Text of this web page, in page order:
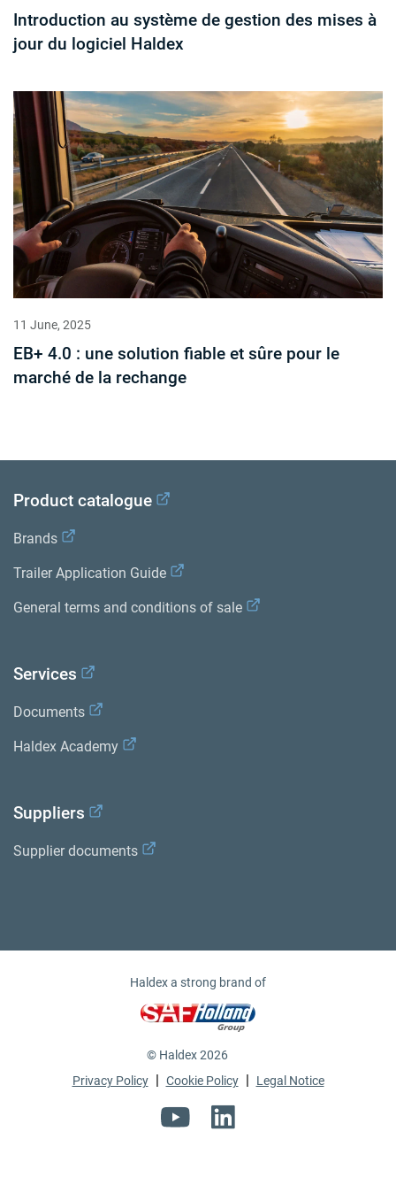
Introduction au système de gestion des mises à
jour du logiciel Haldex
11 June, 2025
EB+ 4.0 : une solution fiable et sûre pour le
marché de la rechange
Product catalogue
Brands
Trailer Application Guide
General terms and conditions of sale
Services
Documents
Haldex Academy
Suppliers
Supplier documents
Haldex a strong brand of
© Haldex 2026
Privacy Policy
Cookie Policy Legal Notice